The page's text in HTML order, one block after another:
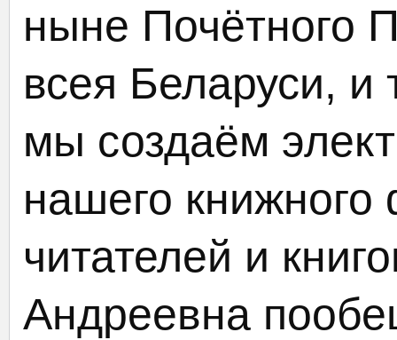
ныне Почётного
всея Беларуси,
мы создаём
нашего
читателей и
Андреевна